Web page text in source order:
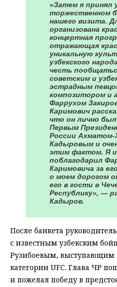
«Затем я принял
торжественном
нашего визита.
организована
концертная
отражающая
уникальную
узбекского
честь
советским и
эстрадным
композитором и
Фаррухом
Каримович
что он лично
Первым
России Ахматом-
Кадыровым и
этим фактом. Я
поблагодарил
Каримовича за
о моем дорогом
его в гости в
Республику», —
Кадыров.
После банкета
с известным узбекским
Рузибоевым, выступающим
категории UFC. Глава ЧР
и пожелал победу в